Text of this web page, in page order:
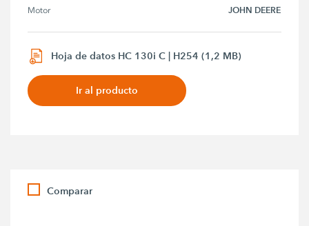
Motor JOHN DEERE
Hoja de datos HC 130i C | H254 (1,2 MB)
Ir al producto
Comparar